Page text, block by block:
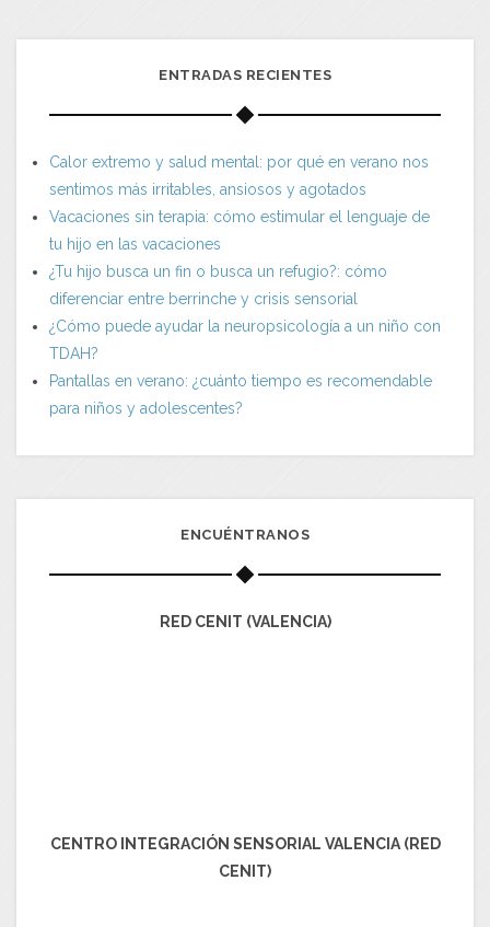
ENTRADAS RECIENTES
Calor extremo y salud mental: por qué en verano nos
sentimos más irritables, ansiosos y agotados
Vacaciones sin terapia: cómo estimular el lenguaje de
tu hijo en las vacaciones
¿Tu hijo busca un fin o busca un refugio?: cómo
diferenciar entre berrinche y crisis sensorial
¿Cómo puede ayudar la neuropsicología a un niño con
TDAH?
Pantallas en verano: ¿cuánto tiempo es recomendable
para niños y adolescentes?
ENCUÉNTRANOS
RED CENIT (VALENCIA)
CENTRO INTEGRACIÓN SENSORIAL VALENCIA (RED
CENIT)